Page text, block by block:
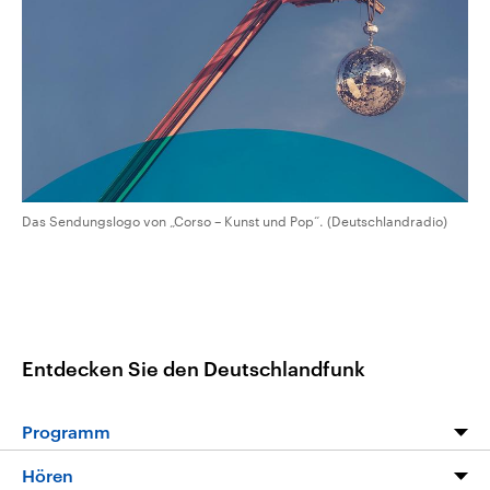
Wahlprogramme, aktuelle Berichte
und Hintergründe zu den Parteien
und Kandidaten der anstehenden
aktuelle Weltgeschehen.
Programm Podcasts
Das Sendungslogo von „Corso – Kunst und Pop“. (Deutschlandradio)
Entdecken Sie den Deutschlandfunk
Programm
Programm
Hören